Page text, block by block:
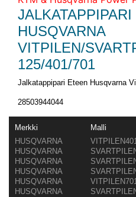
HUSQVARNA
VITPILEN/
125/401/701
Jalkatappipari Eteen Husqvarna
28503944044
Merkki Malli
HUSQVARNA
HUSQVARNA
HUSQVARNA
HUSQVARNA
HUSQVARNA
HUSQVARNA